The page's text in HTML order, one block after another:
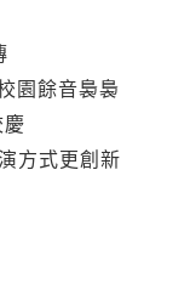
餘音裊裊
式更創新